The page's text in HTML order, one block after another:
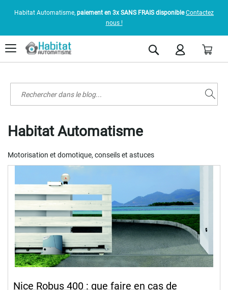
Habitat Automatisme, paiement en 3x SANS FRAIS disponible Contactez
nous !
Rechercher
Habitat Automatisme
Motorisation et domotique, conseils et astuces
Nice Robus 400 : que faire en cas de